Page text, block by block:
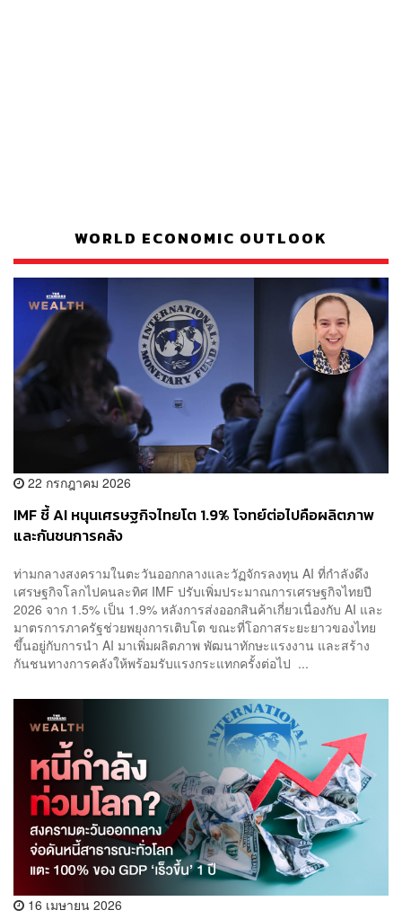
WORLD ECONOMIC OUTLOOK
22 กรกฎาคม 2026
IMF ชี้ AI หนุนเศรษฐกิจไทยโต 1.9% โจทย์ต่อไปคือผลิตภาพ
และกันชนการคลัง
ท่ามกลางสงครามในตะวันออกกลางและวัฏจักรลงทุน AI ที่กำลังดึง
เศรษฐกิจโลกไปคนละทิศ IMF ปรับเพิ่มประมาณการเศรษฐกิจไทยปี
2026 จาก 1.5% เป็น 1.9% หลังการส่งออกสินค้าเกี่ยวเนื่องกับ AI และ
มาตรการภาครัฐช่วยพยุงการเติบโต ขณะที่โอกาสระยะยาวของไทย
ขึ้นอยู่กับการนำ AI มาเพิ่มผลิตภาพ พัฒนาทักษะแรงงาน และสร้าง
กันชนทางการคลังให้พร้อมรับแรงกระแทกครั้งต่อไป ...
16 เมษายน 2026